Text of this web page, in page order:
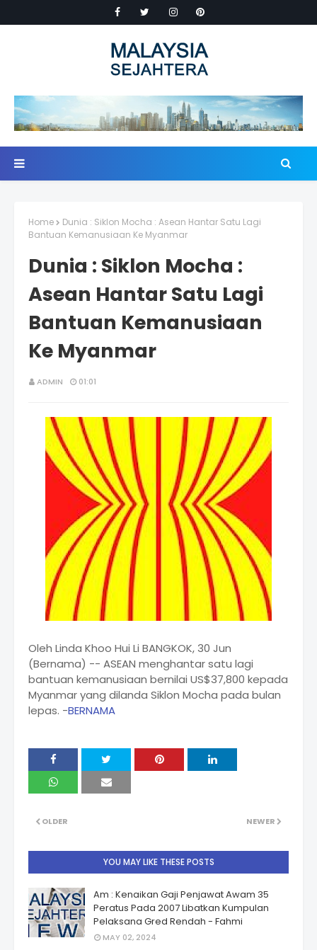
Home
Dunia : Siklon Mocha : Asean Hantar Satu Lagi
Bantuan Kemanusiaan Ke Myanmar
Dunia : Siklon Mocha :
Asean Hantar Satu Lagi
Bantuan Kemanusiaan
Ke Myanmar
ADMIN 01:01
Oleh Linda Khoo Hui Li BANGKOK, 30 Jun
(Bernama) -- ASEAN menghantar satu lagi
bantuan kemanusiaan bernilai US$37,800 kepada
Myanmar yang dilanda Siklon Mocha pada bulan
lepas. -BERNAMA
NEWER
OLDER
YOU MAY LIKE THESE POSTS
Am : Kenaikan Gaji Penjawat Awam 35
Peratus Pada 2007 Libatkan Kumpulan
Pelaksana Gred Rendah - Fahmi
MAY 02, 2024